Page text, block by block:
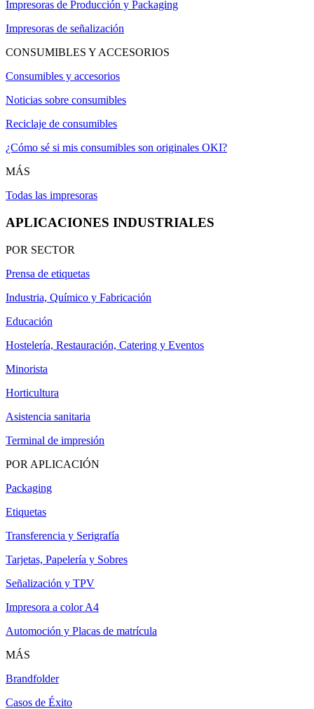
Impresoras de Producción y Packaging
Impresoras de señalización
CONSUMIBLES Y ACCESORIOS
Consumibles y accesorios
Noticias sobre consumibles
Reciclaje de consumibles
¿Cómo sé si mis consumibles son originales OKI?
MÁS
Todas las impresoras
APLICACIONES INDUSTRIALES
POR SECTOR
Prensa de etiquetas
Industria, Químico y Fabricación
Educación
Hostelería, Restauración, Catering y Eventos
Minorista
Horticultura
Asistencia sanitaria
Terminal de impresión
POR APLICACIÓN
Packaging
Etiquetas
Transferencia y Serigrafía
Tarjetas, Papelería y Sobres
Señalización y TPV
Impresora a color A4
Automoción y Placas de matrícula
MÁS
Brandfolder
Casos de Éxito